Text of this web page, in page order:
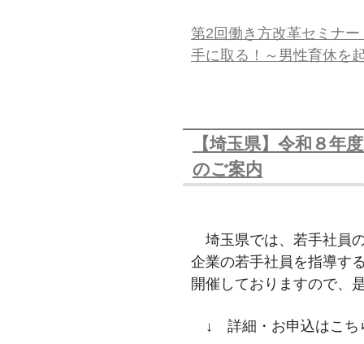
第2回働き方改革セミナ
手に取る！～男性育休を
【埼玉県】令和８年
のご案内
埼玉県では、若手社員
企業の若手社員を指導す
開催しておりますので、
↓ 詳細・お申込はこち